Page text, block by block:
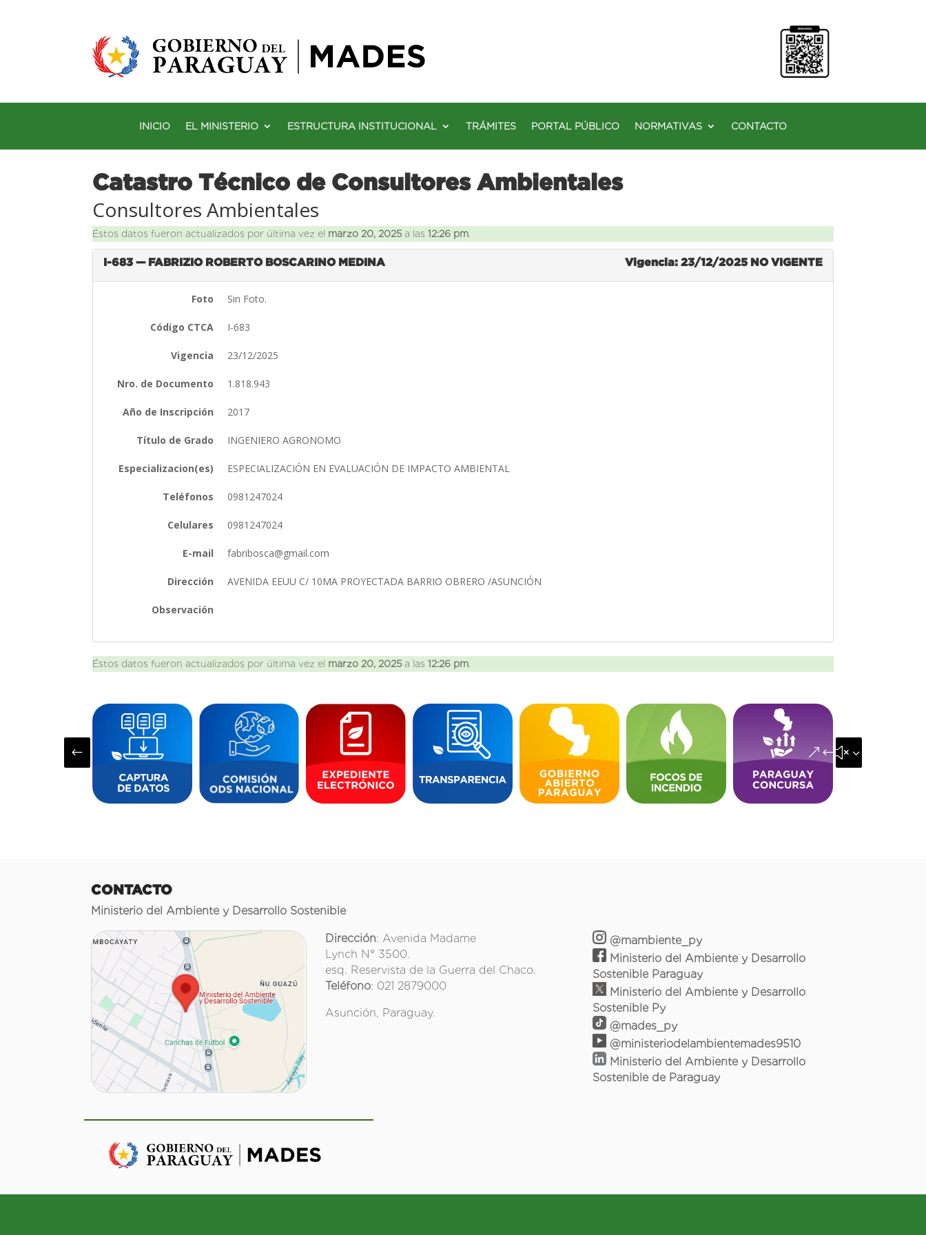
INICIO EL MINISTERIO ESTRUCTURA INSTITUCIONAL TRÁMITES PORTAL PÚBLICO NORMATIVAS CONTACTO
Catastro Técnico de Consultores Ambientales
Consultores Ambientales
Éstos datos fueron actualizados por última vez el marzo 20, 2025 a las12:26 pm
I-683 — FABRIZIO ROBERTO BOSCARINO MEDINA Vigencia: 23/12/2025 NO VIGENTE
Foto Sin Foto.
Código CTCA I-683
Vigencia 23/12/2025
Nro. de Documento 1.818.943
Año de Inscripción 2017
Título de Grado INGENIERO AGRONOMO
Especializacion(es) ESPECIALIZACIÓN EN EVALUACIÓN DE IMPACTO AMBIENTAL
Teléfonos 0981247024
Celulares 0981247024
E-mail fabribosca@gmail.com
Dirección AVENIDA EEUU C/ 10MA PROYECTADA BARRIO OBRERO /ASUNCIÓN
Observación
Éstos datos fueron actualizados por última vez el marzo 20, 2025 a las12:26 pm
# &#x35;
CONTACTO
Ministerio del Ambiente y Desarrollo Sostenible
Dirección: Avenida Madame
Lynch N° 3500.
esq. Reservista de la Guerra del Chaco.
Teléfono: 021 2879000
Asunción, Paraguay.
@mambiente_py
Ministerio del Ambiente y Desarrollo
Sostenible Paraguay
Ministerio del Ambiente y Desarrollo
Sostenible Py
@mades_py
@ministeriodelambientemades9510
Ministerio del Ambiente y Desarrollo
Sostenible de Paraguay